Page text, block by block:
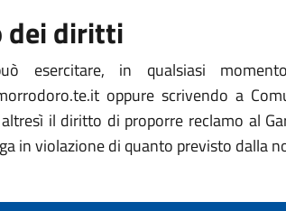
dei diritti
può esercitare, in qualsiasi
oppure scrivendo a
il diritto di proporre reclamo al
in violazione di quanto previsto dalla